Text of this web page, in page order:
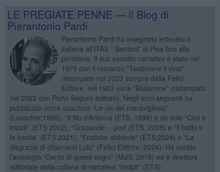
LE PREGIATE PENNE — il Blog di
Pierantonio Pardi
Pierantonio Pardi ha insegnato letteratura
italiana all’ITAS “ Santoni” di Pisa fino alla
pensione. Il suo esordio narrativo è stato nel
1975 con il romanzo "Testimone il vino" ,
ristampato nel 2023 sempre dalla Felici
Editore, nel 1983 esce "Bailamme" (ristampato
nel 2022 con Porto Seguro editore). Negli anni seguenti ha
pubblicato come coautore “Le vie del meraviglioso”
(Loescher,1966), “Il filo d’Arianna (ETS, 1999) e da solo “Cicli e
tricicli” (ETS 2002), “Graaande …prof (ETS, 2005) e “Il baffo e
la bestia” (ETS 2021), "Erotiche alchimie" (ETS,2024) e "La
disgrazia di chiamarsi Lulù" (Felici Editore, 2024). Ha curato
l’antologia “Cento di questi sogni” (MdS, 2016) ed è direttore
editoriale della collana di narrativa “Incipit” (ETS)